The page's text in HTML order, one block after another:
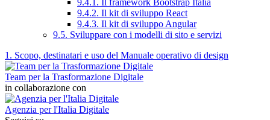
9.4.2. Il kit di sviluppo React
9.4.3. Il kit di sviluppo Angular
9.5. Sviluppare con i modelli di sito e servizi
1. Scopo, destinatari e uso del Manuale operativo di design
Team per la Trasformazione Digitale
in collaborazione con
Agenzia per l'Italia Digitale